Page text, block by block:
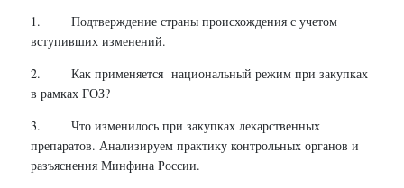
1. Подтверждение страны происхождения с учетом
вступивших изменений.
2. Как применяется национальный режим при закупках
в рамках ГОЗ?
3. Что изменилось при закупках лекарственных
препаратов. Анализируем практику контрольных органов и
разъяснения Минфина России.